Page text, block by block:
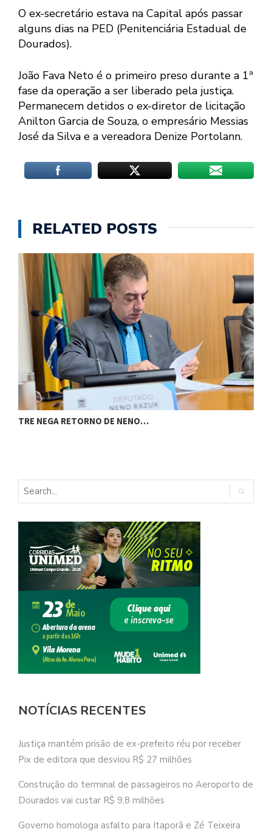
O ex-secretário estava na Capital após passar
alguns dias na PED (Penitenciária Estadual de
Dourados).
João Fava Neto é o primeiro preso durante a 1ª
fase da operação a ser liberado pela justiça.
Permanecem detidos o ex-diretor de licitação
Anilton Garcia de Souza, o empresário Messias
José da Silva e a vereadora Denize Portolann.
RELATED POSTS
TRE NEGA RETORNO DE NENO…
NOTÍCIAS RECENTES
Justiça mantém prisão de ex-prefeito réu por receber
Pix de editora que desviou R$ 27 milhões
Construção do terminal de passageiros no Aeroporto de
Dourados vai custar R$ 9,8 milhões
Governo homologa asfalto para Itaporã e Zé Teixeira